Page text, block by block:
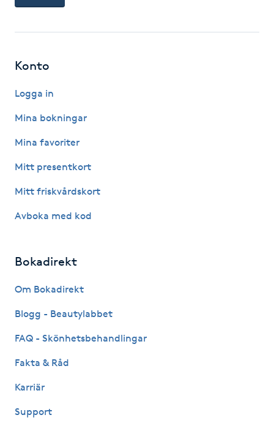
Gellack med förstärkning
Gravidmassage
Gruppträning
Gua Sha-massage
H
Healing
HIFU
Hollywood Peel
Konto
Logga in
Mina bokningar
Mina favoriter
Mitt presentkort
Mitt friskvårdskort
Avboka med kod
Bokadirekt
Om Bokadirekt
Blogg - Beautylabbet
FAQ - Skönhetsbehandlingar
Fakta & Råd
Karriär
Support